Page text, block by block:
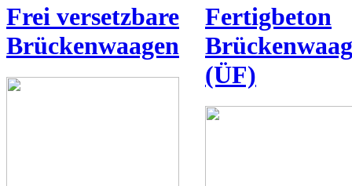
Frei versetzbare
Brückenwaagen
Fertigbeton
(ÜF)